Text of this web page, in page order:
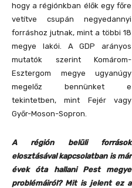
hogy a régiónkban élők egy főre
vetítve csupán negyedannyi
forráshoz jutnak, mint a többi 18
megye lakói. A GDP arányos
mutatók szerint Komárom-
Esztergom megye ugyanúgy
megelőz bennünket e
tekintetben, mint Fejér vagy
Győr-Moson-Sopron.
A régión belüli források
elosztásával kapcsolatban is már
évek óta hallani Pest megye
problémáiról? Mit is jelent ez a